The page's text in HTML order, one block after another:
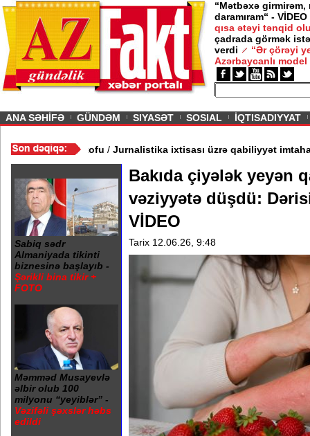
“Mətbəxə girmirəm,
daramıram“ - VİDEO
qısa ətəyi tənqid
çadrada görmək
verdi
“Ər çörəyi
Azərbaycanlı model
gedirəm” - Nigar
ANA SƏHİFƏ GÜNDƏM SIYASƏT SOSIAL İQTISADIYYAT
Rusiya elitasında FSB xofu/Jurnalistika ixtisası üzrə
Sabiq sədr
Almaniyada tikinti
biznesinə başlayıb -
Şərikli bina tikir +
FOTO
Məmməd Musayevlə
əlbir olub 100
milyonu “yeyiblər” -
Vəzifəli şəxslər həbs
edildi
Bakıda çiyələk yeyən
vəziyyətə düşdü:
VİDEO
Tarix 12.06.26, 9:48